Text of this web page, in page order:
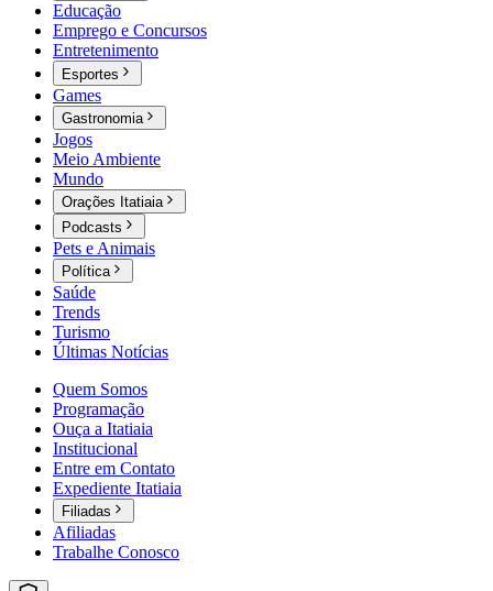
Educação
Emprego e Concursos
Entretenimento
Esportes
Games
Gastronomia
Jogos
Meio Ambiente
Mundo
Orações Itatiaia
Podcasts
Pets e Animais
Política
Saúde
Trends
Turismo
Últimas Notícias
Quem Somos
Programação
Ouça a Itatiaia
Institucional
Entre em Contato
Expediente Itatiaia
Filiadas
Afiliadas
Trabalhe Conosco